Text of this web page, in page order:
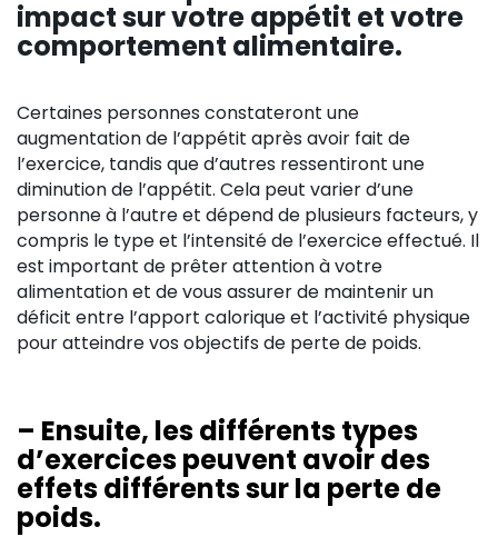
impact sur votre appétit et votre
comportement alimentaire.
Certaines personnes constateront une
augmentation de l’appétit après avoir fait de
l’exercice, tandis que d’autres ressentiront une
diminution de l’appétit. Cela peut varier d’une
personne à l’autre et dépend de plusieurs facteurs, y
compris le type et l’intensité de l’exercice effectué. Il
est important de prêter attention à votre
alimentation et de vous assurer de maintenir un
déficit entre l’apport calorique et l’activité physique
pour atteindre vos objectifs de perte de poids.
– Ensuite, les différents types
d’exercices peuvent avoir des
effets différents sur la perte de
poids.